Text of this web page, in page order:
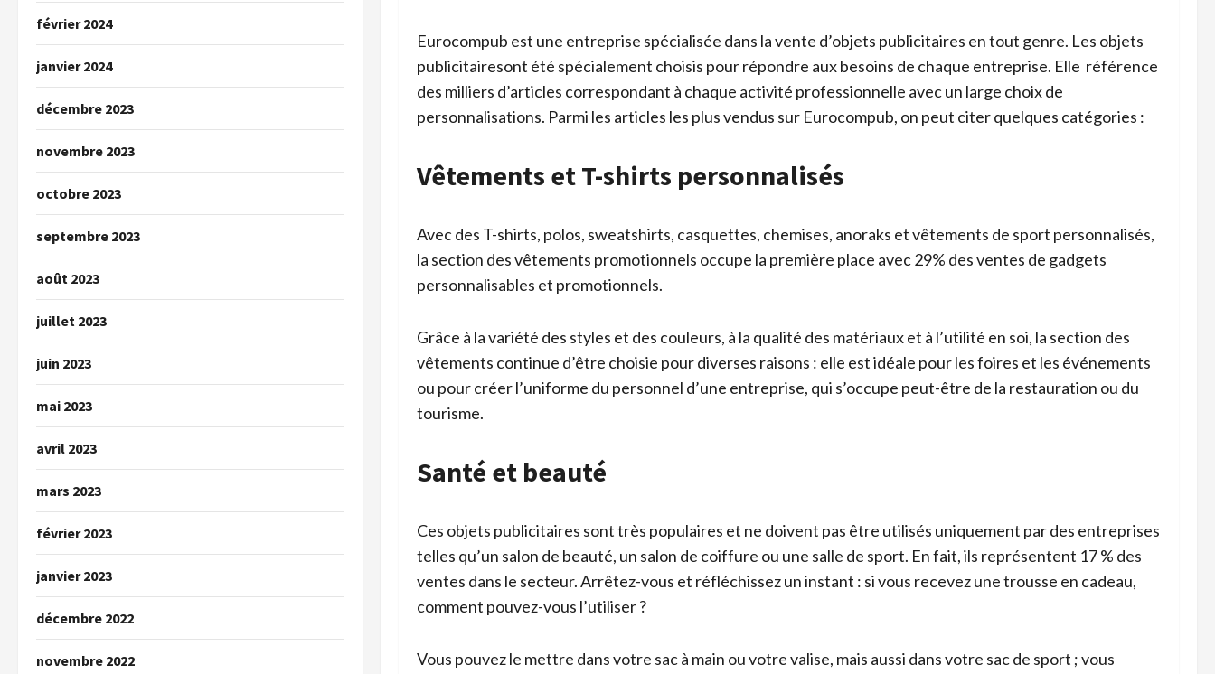
Eurocompub est une entreprise spécialisée dans la vente d’objets publicitaires en tout genre. Les objets
publicitairesont été spécialement choisis pour répondre aux besoins de chaque entreprise. Elle référence
des milliers d’articles correspondant à chaque activité professionnelle avec un large choix de
personnalisations. Parmi les articles les plus vendus sur Eurocompub, on peut citer quelques catégories :
Vêtements et T-shirts personnalisés
Avec des T-shirts, polos, sweatshirts, casquettes, chemises, anoraks et vêtements de sport personnalisés,
la section des vêtements promotionnels occupe la première place avec 29% des ventes de gadgets
personnalisables et promotionnels.
Grâce à la variété des styles et des couleurs, à la qualité des matériaux et à l’utilité en soi, la section des
vêtements continue d’être choisie pour diverses raisons : elle est idéale pour les foires et les événements
ou pour créer l’uniforme du personnel d’une entreprise, qui s’occupe peut-être de la restauration ou du
tourisme.
Santé et beauté
Ces objets publicitaires sont très populaires et ne doivent pas être utilisés uniquement par des entreprises
telles qu’un salon de beauté, un salon de coiffure ou une salle de sport. En fait, ils représentent 17 % des
ventes dans le secteur. Arrêtez-vous et réfléchissez un instant : si vous recevez une trousse en cadeau,
comment pouvez-vous l’utiliser ?
Vous pouvez le mettre dans votre sac à main ou votre valise, mais aussi dans votre sac de sport ; vous
février 2024
janvier 2024
décembre 2023
novembre 2023
octobre 2023
septembre 2023
août 2023
juillet 2023
juin 2023
mai 2023
avril 2023
mars 2023
février 2023
janvier 2023
décembre 2022
novembre 2022